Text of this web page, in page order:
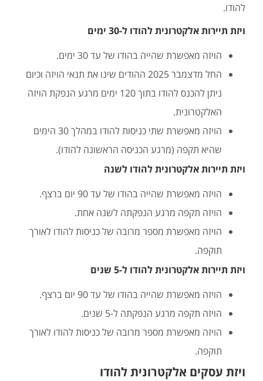
להודו.
ויזת תיירות אלקטרונית להודו ל-30 ימים
הויזה מאפשרת שהייה בהודו של עד 30 ימים.
החל מדצמבר 2025 ההודים שינו את תנאי הויזה וכיום
ניתן להכנס להודו בתוך 120 ימים מרגע הנפקת הויזה
האלקטרונית.
הויזה מאפשרת שתי כניסות להודו במהלך 30 הימים
שהיא תקפה (מרגע הכניסה הראשונה להודו).
ויזת תיירות אלקטרונית להודו לשנה
הויזה מאפשרת שהייה בהודו של עד 90 יום ברצף.
הויזה תקפה מרגע הנפקתה לשנה אחת.
הויזה מאפשרת מספר מרובה של כניסות להודו לאורך
תוקפה.
ויזת תיירות אלקטרונית להודו ל-5 שנים
הויזה מאפשרת שהייה בהודו של עד 90 יום ברצף.
הויזה תקפה מרגע הנפקתה ל-5 שנים.
הויזה מאפשרת מספר מרובה של כניסות להודו לאורך
תוקפה.
ויזת עסקים אלקטרונית להודו